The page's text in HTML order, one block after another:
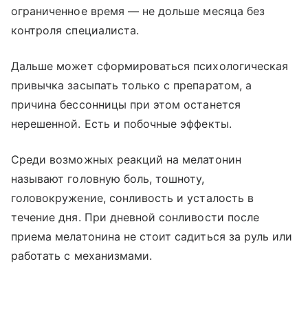
ограниченное время — не дольше месяца без
контроля специалиста.
Дальше может сформироваться психологическая
привычка засыпать только с препаратом, а
причина бессонницы при этом останется
нерешенной. Есть и побочные эффекты.
Среди возможных реакций на мелатонин
называют головную боль, тошноту,
головокружение, сонливость и усталость в
течение дня. При дневной сонливости после
приема мелатонина не стоит садиться за руль или
работать с механизмами.